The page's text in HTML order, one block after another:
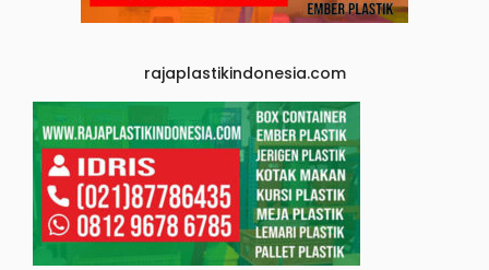
rajaplastikindonesia.com